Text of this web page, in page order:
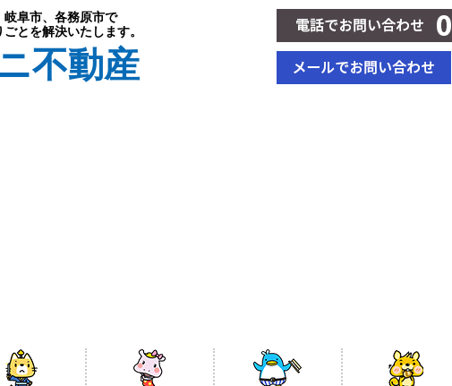
阜市、各務原市で
とを解決いたします。
不動産